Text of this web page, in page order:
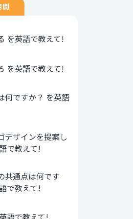
間
を英語で教えて!
を英語で教えて!
何ですか？ を英語
デザインを提案し
で教えて!
共通点は何です
で教えて!
語で教えて!